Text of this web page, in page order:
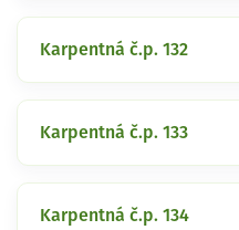
Karpentná č.p. 132
Karpentná č.p. 133
Karpentná č.p. 134